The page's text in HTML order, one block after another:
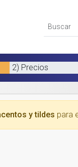
2) Precios
y tildes para